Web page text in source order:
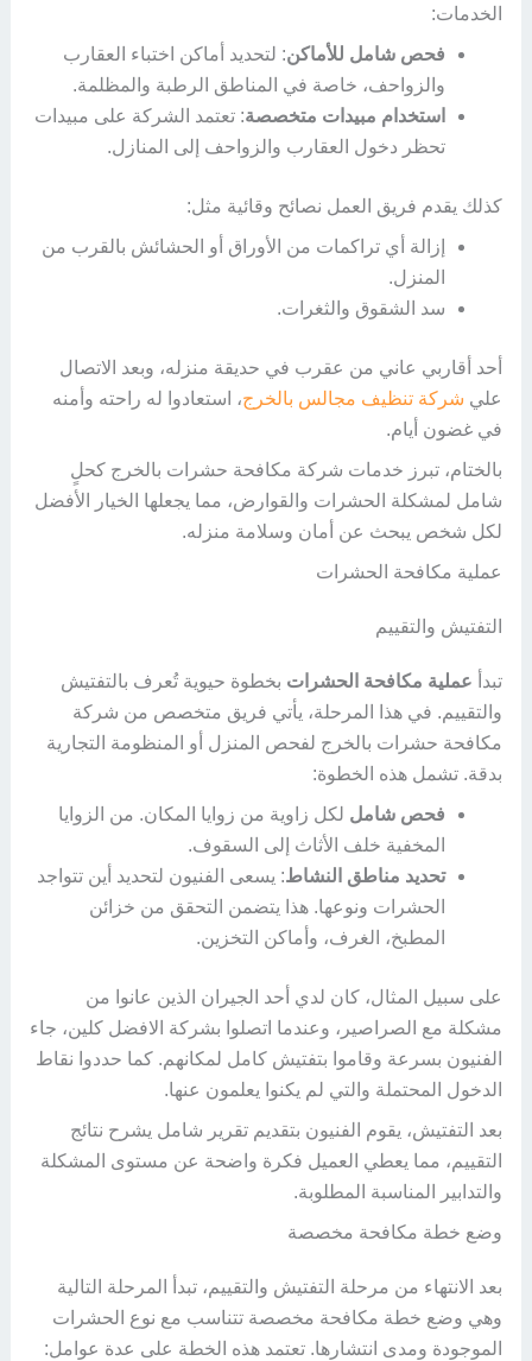
الخدمات:
فحص شامل للأماكن: لتحديد أماكن اختباء العقارب
والزواحف، خاصة في المناطق الرطبة والمظلمة.
استخدام مبيدات متخصصة: تعتمد الشركة على مبيدات
تحظر دخول العقارب والزواحف إلى المنازل.
كذلك يقدم فريق العمل نصائح وقائية مثل:
إزالة أي تراكمات من الأوراق أو الحشائش بالقرب من
المنزل.
سد الشقوق والثغرات.
أحد أقاربي عاني من عقرب في حديقة منزله، وبعد الاتصال
علي شركة تنظيف مجالس بالخرج، استعادوا له راحته وأمنه
في غضون أيام.
بالختام، تبرز خدمات شركة مكافحة حشرات بالخرج كحلٍ
شامل لمشكلة الحشرات والقوارض، مما يجعلها الخيار الأفضل
لكل شخص يبحث عن أمان وسلامة منزله.
عملية مكافحة الحشرات
التفتيش والتقييم
تبدأ عملية مكافحة الحشرات بخطوة حيوية تُعرف بالتفتيش
والتقييم. في هذا المرحلة، يأتي فريق متخصص من شركة
مكافحة حشرات بالخرج لفحص المنزل أو المنظومة التجارية
بدقة. تشمل هذه الخطوة:
فحص شامل لكل زاوية من زوايا المكان. من الزوايا
المخفية خلف الأثاث إلى السقوف.
تحديد مناطق النشاط: يسعى الفنيون لتحديد أين تتواجد
الحشرات ونوعها. هذا يتضمن التحقق من خزائن
المطبخ، الغرف، وأماكن التخزين.
على سبيل المثال، كان لدي أحد الجيران الذين عانوا من
مشكلة مع الصراصير، وعندما اتصلوا بشركة الافضل كلين، جاء
الفنيون بسرعة وقاموا بتفتيش كامل لمكانهم. كما حددوا نقاط
الدخول المحتملة والتي لم يكنوا يعلمون عنها.
بعد التفتيش، يقوم الفنيون بتقديم تقرير شامل يشرح نتائج
التقييم، مما يعطي العميل فكرة واضحة عن مستوى المشكلة
والتدابير المناسبة المطلوبة.
وضع خطة مكافحة مخصصة
بعد الانتهاء من مرحلة التفتيش والتقييم، تبدأ المرحلة التالية
وهي وضع خطة مكافحة مخصصة تتناسب مع نوع الحشرات
الموجودة ومدى انتشارها. تعتمد هذه الخطة على عدة عوامل: